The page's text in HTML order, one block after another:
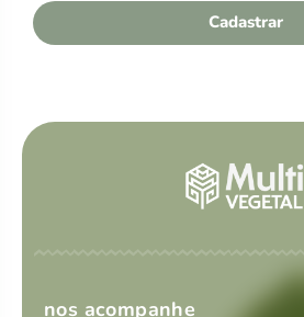
Cadastrar
nos acompanhe